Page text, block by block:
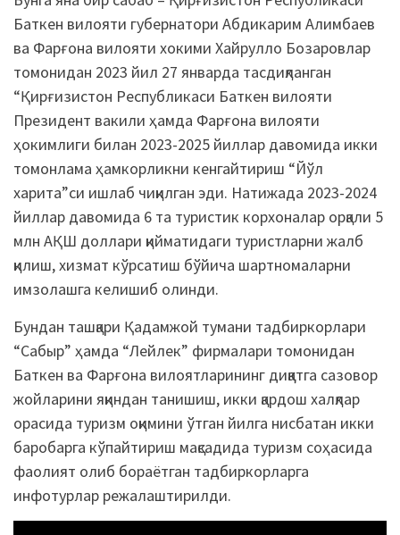
Баткен вилояти губернатори Абдикарим Алимбаев
ва Фарғона вилояти хокими Хайрулло Бозаровлар
томонидан 2023 йил 27 январда тасдиқланган
“Қирғизистон Республикаси Баткен вилояти
Президент вакили ҳамда Фарғона вилояти
ҳокимлиги билан 2023-2025 йиллар давомида икки
томонлама ҳамкорликни кенгайтириш “Йўл
харита”си ишлаб чиқилган эди. Натижада 2023-2024
йиллар давомида 6 та туристик корхоналар орқали 5
млн АҚШ доллари қийматидаги туристларни жалб
қилиш, хизмат кўрсатиш бўйича шартномаларни
имзолашга келишиб олинди.
Бундан ташқари Қадамжой тумани тадбиркорлари
“Сабыр” ҳамда “Лейлек” фирмалари томонидан
Баткен ва Фарғона вилоятларининг диққатга сазовор
жойларини яқиндан танишиш, икки қардош халқлар
орасида туризм оқимини ўтган йилга нисбатан икки
баробарга кўпайтириш мақсадида туризм соҳасида
фаолият олиб бораётган тадбиркорларга
инфотурлар режалаштирилди.